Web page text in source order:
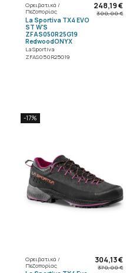
Ορειβατικά /
Πεζοπορίας
La Sportiva TX4 EVO
ST W'S
ZFAS050R25G19
RedwoodONYX
La Sportiva
ZFAS050R25G19
248,19 €
300,00 €
-17%
Ορειβατικά /
Πεζοπορίας
304,13 €
370,00 €